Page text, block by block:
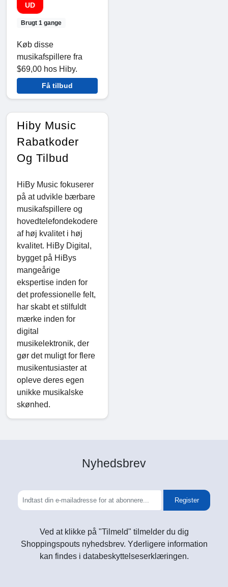
UD
Brugt 1 gange
Køb disse
musikafspillere fra
$69,00 hos Hiby.
Få tilbud
Hiby Music
Rabatkoder
Og Tilbud
HiBy Music fokuserer
på at udvikle bærbare
musikafspillere og
hovedtelefondekodere
af høj kvalitet i høj
kvalitet. HiBy Digital,
bygget på HiBys
mangeårige
ekspertise inden for
det professionelle felt,
har skabt et stilfuldt
mærke inden for
digital
musikelektronik, der
gør det muligt for flere
musikentusiaster at
opleve deres egen
unikke musikalske
skønhed.
Nyhedsbrev
Register
Ved at klikke på "Tilmeld" tilmelder du dig
Shoppingspouts nyhedsbrev. Yderligere information
kan findes i databeskyttelseserklæringen.